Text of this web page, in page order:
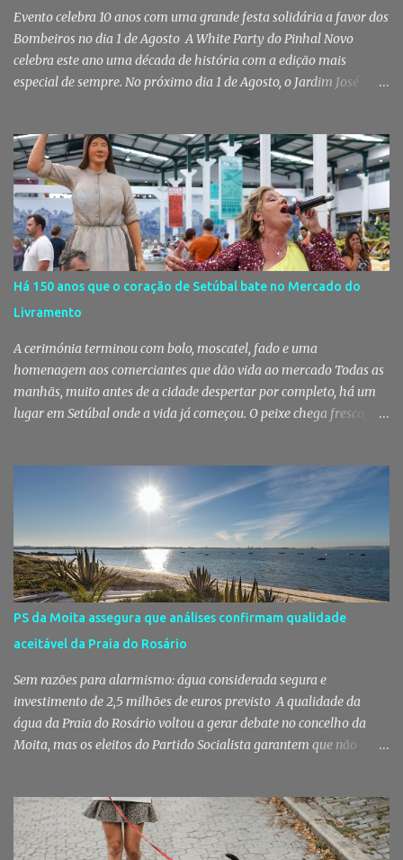
de um edifício público. Apanhado em flagrante De ...
Evento celebra 10 anos com uma grande festa solidária a favor dos
Bombeiros no dia 1 de Agosto A White Party do Pinhal Novo
celebra este ano uma década de história com a edição mais
especial de sempre. No próximo dia 1 de Agosto, o Jardim José
que parte das receitas reverterá para a Associação Humanitária
dos Bombeiros Voluntários do Pinhal Novo, reforçando o espírito
comunitário que sempre distinguiu este evento. O branco é a cor
essencial da festa de 1 de Agosto no Pinhal Novo 10 anos depois da
primeira edição, a White Party continua a ser muito mais do que
uma pista de dança ao ar livre. É um ponto de encontro entre
gerações, um momento de reencontro entre amigos e famílias,
mas também o reflexo daquilo que distingue o Pinhal Novo: a
capacidade de transformar uma ideia simples numa tradição que
mobiliza milhares de pessoas. Todos os anos, quando ch...
Há 150 anos que o coração de Setúbal bate no Mercado do
Livramento
A cerimónia terminou com bolo, moscatel, fado e uma
homenagem aos comerciantes que dão vida ao mercado Todas as
manhãs, muito antes de a cidade despertar por completo, há um
lugar em Setúbal onde a vida já começou. O peixe chega fresco, os
fruta, das ervas e do pão acabado de cozer. Há 150 anos que esta
rotina se repete no Mercado do Livramento, um espaço que
continua a ser muito mais do que um mercado: é um dos maiores
símbolos da identidade setubalense. Mercado celebrou 150 anos
no último dia de Julho Foi considerado pela revista norte-
americana USA Today um dos melhores mercados de peixe do
mundo. Mas, para os setubalenses, o Mercado do Livramento vale
muito mais do que qualquer distinção internacional. O Mercado do
Livramento assinalou, no dia 31 de Julho, os 150 anos de existência
com uma cerimónia comemorativa na qual a Câmara Municipal
de Setúbal desta...
PS da Moita assegura que análises confirmam qualidade
aceitável da Praia do Rosário
Sem razões para alarmismo: água considerada segura e
investimento de 2,5 milhões de euros previsto A qualidade da
água da Praia do Rosário voltou a gerar debate no concelho da
Moita, mas os eleitos do Partido Socialista garantem que não
classificação de "Qualidade Aceitável", - posição validada pela a
Agência Portuguesa do Ambiente a 29 de Julho - acusam
algumas informações de criarem preocupações injustificadas e